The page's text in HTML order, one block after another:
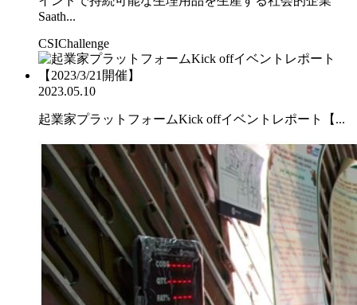
Saath...
CSIChallenge
2023.05.10
起業家プラットフォームKick offイベントレポート【...